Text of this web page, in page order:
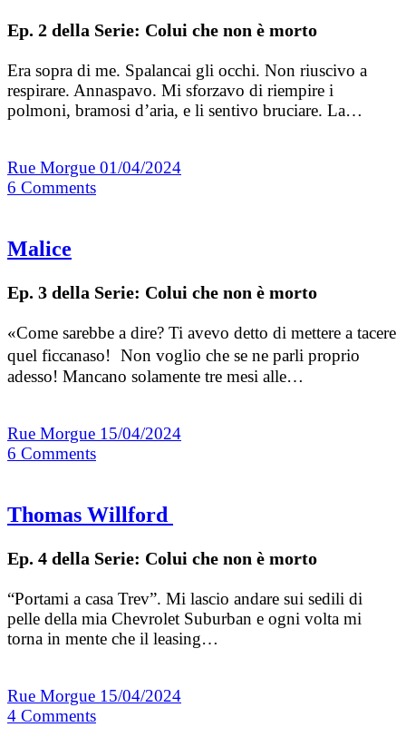
Ep. 2 della Serie: Colui che non è morto
Era sopra di me. Spalancai gli occhi. Non riuscivo a
respirare. Annaspavo. Mi sforzavo di riempire i
polmoni, bramosi d’aria, e li sentivo bruciare. La…
Rue Morgue 01/04/2024
6 Comments
Malice
Ep. 3 della Serie: Colui che non è morto
«Come sarebbe a dire? Ti avevo detto di mettere a tacere
quel ficcanaso! Non voglio che se ne parli proprio
adesso! Mancano solamente tre mesi alle…
Rue Morgue 15/04/2024
6 Comments
Thomas Willford
Ep. 4 della Serie: Colui che non è morto
“Portami a casa Trev”. Mi lascio andare sui sedili di
pelle della mia Chevrolet Suburban e ogni volta mi
torna in mente che il leasing…
Rue Morgue 15/04/2024
4 Comments